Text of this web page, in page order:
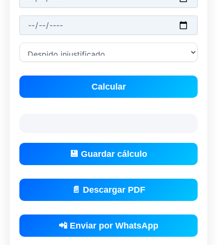
Calcular
💾 Guardar cálculo
📄 Descargar PDF
📲 Enviar por WhatsApp